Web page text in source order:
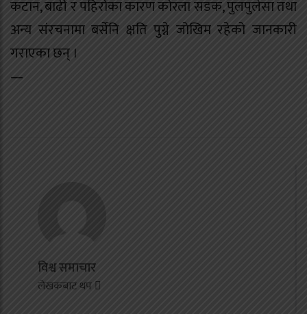
कटान, बाढी र पहिरोका कारण कोरला सडक, पुलपुलेसा तथा
अन्य संरचनामा बर्सेनि क्षति पुग्ने जोखिम रहेको जानकारी
गराएका छन् ।
—
विश्व समाचार
लेखकबाट थप